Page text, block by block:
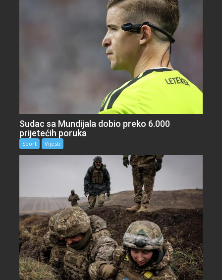
Sudac sa Mundijala dobio preko 6.000
prijetećih poruka
Sport Vijesti